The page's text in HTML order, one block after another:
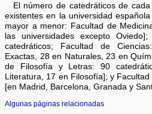
El número de catedráticos de
existentes en la universidad
mayor a menor: Facultad de
las universidades excepto
catedráticos; Facultad de
Exactas, 28 en Naturales, 23 en
de Filosofía y Letras: 90
Literatura, 17 en Filosofía]; y
[en Madrid, Barcelona, Granada y
Algunas páginas relacionadas